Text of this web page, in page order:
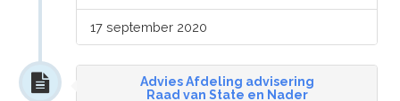
17 september 2020
Advies Afdeling advisering
Raad van State en Nader